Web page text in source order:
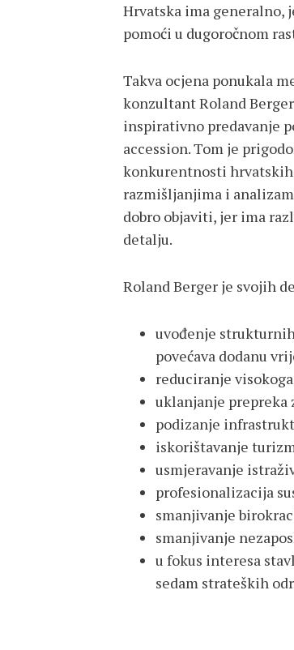
Hrvatska ima
pomoći u dugoročnom
Takva ocjena ponukala
konzultant Roland
inspirativno predavanje
accession. Tom je
konkurentnosti hrvatskih
razmišljanjima i
dobro objaviti, jer ima
detalju.
Roland Berger je svojih
uvođenje
povećava dodanu
reduciranje
uklanjanje prepreka
podizanje
iskorištavanje
usmjeravanje
profesionalizacija
smanjivanje
smanjivanje
u fokus interesa
sedam strateških